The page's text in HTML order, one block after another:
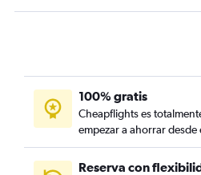
100% gratis
Cheapflights es
empezar a ahorrar
Reserva con